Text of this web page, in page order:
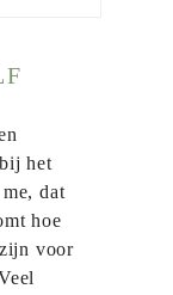
het
dat
hoe
voor